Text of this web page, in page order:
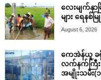
လေးမျက်နှာ
များ ရေနစ်မ
August 6, 2026
ကေအဲန်ယူ ခရို
လက်နက်ကြီ
အမျိုးသမီး(